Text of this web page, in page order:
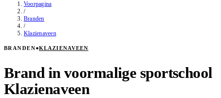
Voorpagina
/
Branden
/
Klazienaveen
BRANDEN KLAZIENAVEEN
Brand in voormalige sportschool
Klazienaveen